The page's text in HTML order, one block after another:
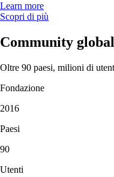
Learn more
Scopri di più
Community
Oltre 90 paesi, milioni di
Fondazione
2016
Paesi
90
Utenti